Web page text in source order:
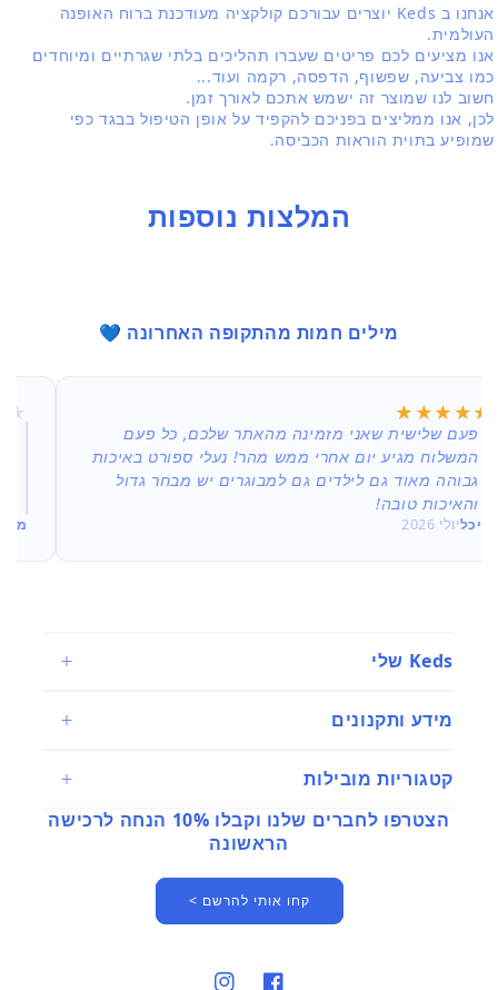
אנחנו ב Keds יוצרים עבורכם קולקציה מעודכנת ברוח האופנה
העולמית.
אנו מציעים לכם פריטים שעברו תהליכים בלתי שגרתיים ומיוחדים
כמו צביעה, שפשוף, הדפסה, רקמה ועוד...
חשוב לנו שמוצר זה ישמש אתכם לאורך זמן.
לכן, אנו ממליצים בפניכם להקפיד על אופן הטיפול בבגד כפי
שמופיע בתוית הוראות הכביסה.
המלצות נוספות
מילים חמות מהתקופה האחרונה 💙
פעם
באיכות
גדול
משלוח הגיע מהר
Keds שלי
מידע ותקנונים
קטגוריות מובילות
הצטרפו לחברים שלנו וקבלו 10% הנחה לרכישה
הראשונה
קחו אותי להרשם >